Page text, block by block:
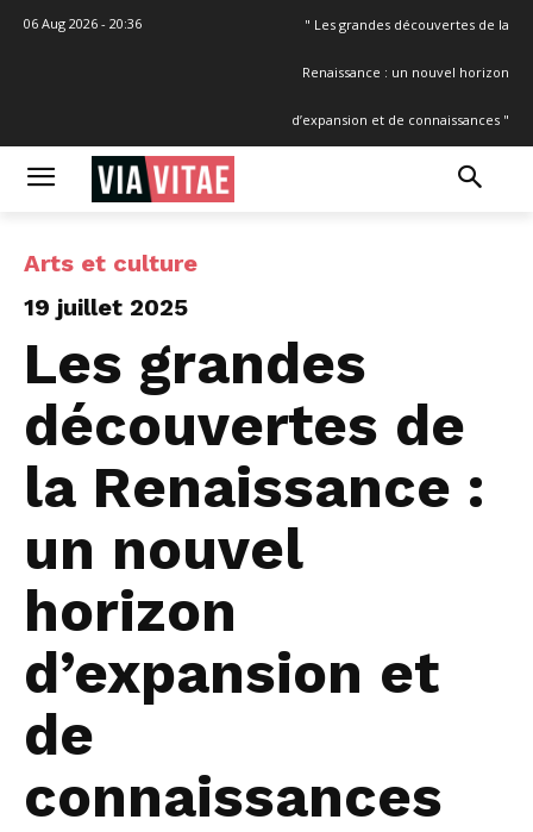
06 Aug 2026 - 20:36 " Les grandes découvertes de la
Renaissance : un nouvel horizon
d’expansion et de connaissances "
Arts et culture
19 juillet 2025
Les grandes
découvertes de
la Renaissance :
un nouvel
horizon
d’expansion et
de
connaissances